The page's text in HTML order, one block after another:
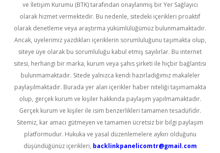
ve İletişim Kurumu (BTK) tarafından onaylanmış bir Yer Sağlayıcı
olarak hizmet vermektedir. Bu nedenle, sitedeki içerikleri proaktif
olarak denetleme veya araştırma yükümlülüğümüz bulunmamaktadır.
Ancak, üyelerimiz yazdıkları içeriklerin sorumluluğunu taşımakta olup,
siteye üye olarak bu sorumluluğu kabul etmiş sayılırlar. Bu internet
sitesi, herhangi bir marka, kurum veya şahıs şirketi ile hiçbir bağlantısı
bulunmamaktadır. Sitede yalnızca kendi hazırladığımız makaleler
paylaşılmaktadır. Burada yer alan içerikler haber niteliği taşımamakta
olup, gerçek kurum ve kişiler hakkında paylaşım yapılmamaktadır.
Gerçek kurum ve kişiler ile isim benzerlikleri tamamen tesadüfidir.
Sitemiz, kar amacı gütmeyen ve tamamen ücretsiz bir bilgi paylaşım
platformudur. Hukuka ve yasal düzenlemelere aykırı olduğunu
düşündüğünüz içerikleri, backlinkpanelicomtr@gmail.com